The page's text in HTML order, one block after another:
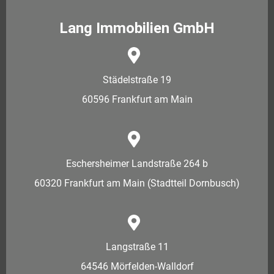
Lang Immobilien GmbH
Städelstraße 19
60596 Frankfurt am Main
Eschersheimer Landstraße 264 b
60320 Frankfurt am Main (Stadtteil Dornbusch)
Langstraße 11
64546 Mörfelden-Walldorf